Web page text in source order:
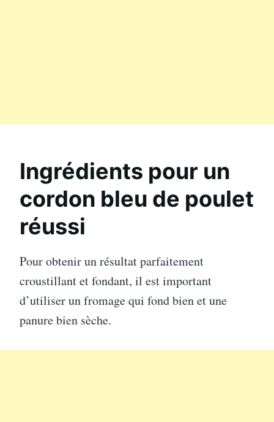
Ingrédients pour un
cordon bleu de poulet
réussi
Pour obtenir un résultat parfaitement
croustillant et fondant, il est important
d’utiliser un fromage qui fond bien et une
panure bien sèche.